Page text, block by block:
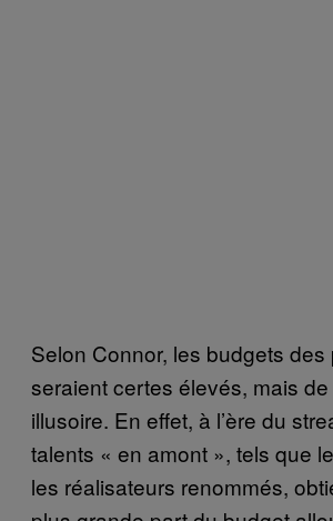
Selon Connor, les budgets des
seraient certes élevés, mais
illusoire. En effet, à l’ère du
talents « en amont », tels que
les réalisateurs renommés,